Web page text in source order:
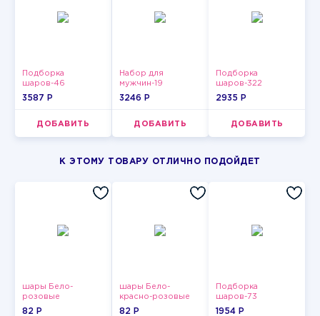
Подборка
шаров-46
3587 P
ДОБАВИТЬ
Набор для
мужчин-19
3246 P
ДОБАВИТЬ
Подборка
шаров-322
2935 P
ДОБАВИТЬ
К ЭТОМУ ТОВАРУ ОТЛИЧНО ПОДОЙДЕТ
шары Бело-
розовые
пастельные
82 P
шары Бело-
красно-розовые
пастельные
82 P
Подборка
шаров-73
1954 P